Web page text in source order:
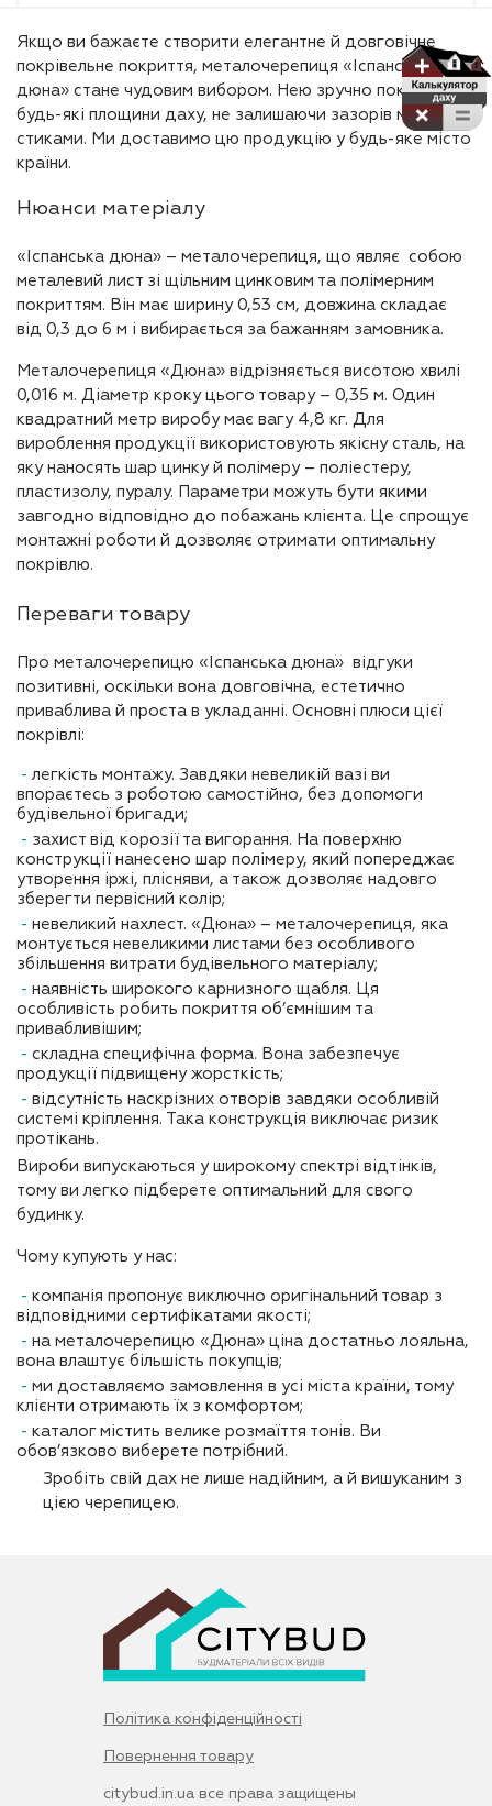
Якщо ви бажаєте створити елегантне й довговічне
покрівельне покриття, металочерепиця «Іспанська
дюна» стане чудовим вибором. Нею зручно покривати
будь-які площини даху, не залишаючи зазорів між
стиками. Ми доставимо цю продукцію у будь-яке місто
країни.
Нюанси матеріалу
«Іспанська дюна» – металочерепиця, що являє собою
металевий лист зі щільним цинковим та полімерним
покриттям. Він має ширину 0,53 см, довжина складає
від 0,3 до 6 м і вибирається за бажанням замовника.
Металочерепиця «Дюна» відрізняється висотою хвилі
0,016 м. Діаметр кроку цього товару – 0,35 м. Один
квадратний метр виробу має вагу 4,8 кг. Для
вироблення продукції використовують якісну сталь, на
яку наносять шар цинку й полімеру – поліестеру,
пластизолу, пуралу. Параметри можуть бути якими
завгодно відповідно до побажань клієнта. Це спрощує
монтажні роботи й дозволяє отримати оптимальну
покрівлю.
Переваги товару
Про металочерепицю «Іспанська дюна» відгуки
позитивні, оскільки вона довговічна, естетично
приваблива й проста в укладанні. Основні плюси цієї
покрівлі:
легкість монтажу. Завдяки невеликій вазі ви
впораєтесь з роботою самостійно, без допомоги
будівельної бригади;
захист від корозії та вигорання. На поверхню
конструкції нанесено шар полімеру, який попереджає
утворення іржі, плісняви, а також дозволяє надовго
зберегти первісний колір;
невеликий нахлест. «Дюна» – металочерепиця, яка
монтується невеликими листами без особливого
збільшення витрати будівельного матеріалу;
наявність широкого карнизного щабля. Ця
особливість робить покриття об’ємнішим та
привабливішим;
складна специфічна форма. Вона забезпечує
продукції підвищену жорсткість;
відсутність наскрізних отворів завдяки особливій
системі кріплення. Така конструкція виключає ризик
протікань.
Вироби випускаються у широкому спектрі відтінків,
тому ви легко підберете оптимальний для свого
будинку.
Чому купують у нас:
компанія пропонує виключно оригінальний товар з
відповідними сертифікатами якості;
на металочерепицю «Дюна» ціна достатньо лояльна,
вона влаштує більшість покупців;
ми доставляємо замовлення в усі міста країни, тому
клієнти отримають їх з комфортом;
каталог містить велике розмаїття тонів. Ви
обов’язково виберете потрібний.
Зробіть свій дах не лише надійним, а й вишуканим з
цією черепицею.
Політика конфіденційності
Повернення товару
citybud.in.ua все права защищены